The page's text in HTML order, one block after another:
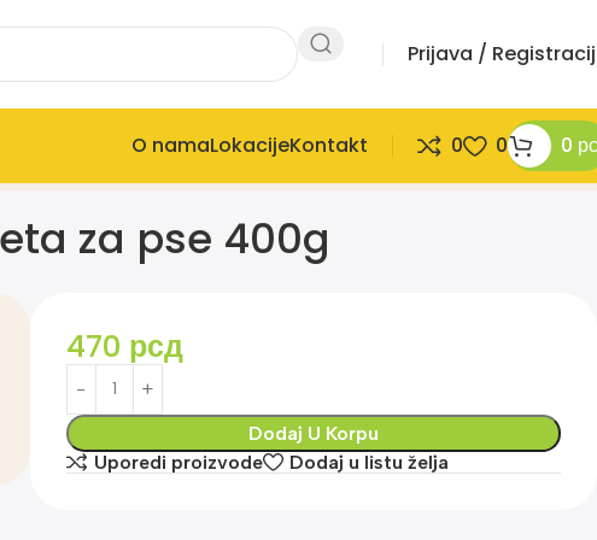
Prijava /
O namaLokacijeKontakt 0 0 0
za pse 400g
470 рсд
Dodaj U Korpu
Uporedi proizvode
Dodaj u listu želja